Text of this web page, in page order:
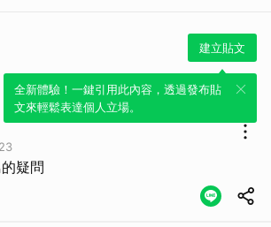
建立貼文
全新體驗！一鍵引用此內容，透過發布貼
文來輕鬆表達個人立場。
疑問